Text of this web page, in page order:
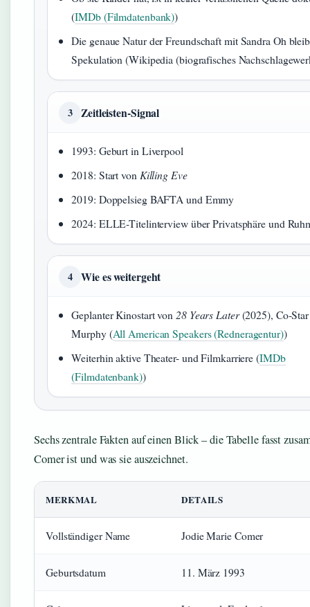
(IMDb (Filmdatenbank))
Die genaue Natur der Freundschaft mit Sandra Oh
Spekulation (Wikipedia (biografisches
3 Zeitleisten-Signal
1993: Geburt in Liverpool
2018: Start von Killing Eve
2019: Doppelsieg BAFTA und Emmy
2024: ELLE-Titelinterview über Privatsphäre und
4 Wie es weitergeht
Geplanter Kinostart von 28 Years Later(2025), Co-
Murphy (All American Speakers (Redneragentur))
Weiterhin aktive Theater- und Filmkarriere (IMDb
(Filmdatenbank))
Sechs zentrale Fakten auf einen Blick – die Tabelle fasst
Comer ist und was sie auszeichnet.
MERKMAL DETAILS
Vollständiger Name Jodie Marie Comer
Geburtsdatum 11. März 1993